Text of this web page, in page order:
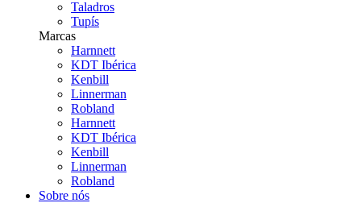
Taladros
Tupís
Marcas
Harnnett
KDT Ibérica
Kenbill
Linnerman
Robland
Harnnett
KDT Ibérica
Kenbill
Linnerman
Robland
Sobre nós